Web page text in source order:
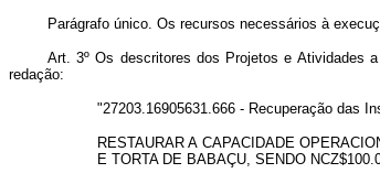
Parágrafo único. Os recursos necessários à
Art.3º Os descritores dos Projetos e Atividades
redação:
"27203.16905631.666 - Recuperação das
RESTAURAR A CAPACIDADE
E TORTA DE BABAÇU, SENDO